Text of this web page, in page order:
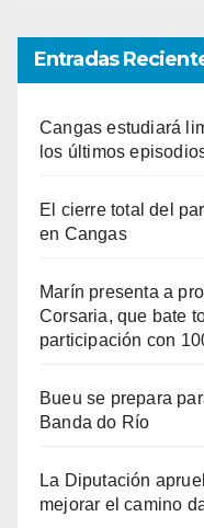
Entradas
Cangas estudiará
los últimos
El cierre total del
en Cangas
Marín presenta a
Corsaria, que bate
participación con
Bueu se prepara
Banda do Río
La Diputación
mejorar el camino